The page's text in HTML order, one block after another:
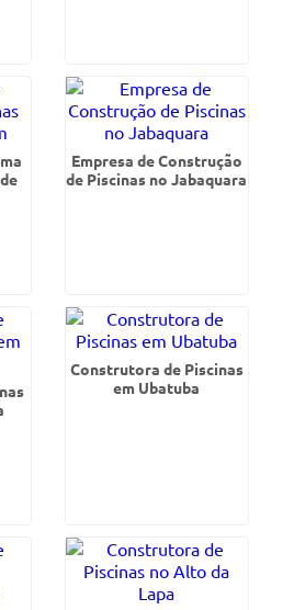
Empresa de Construção
de Piscinas no Jabaquara
Construtora de Piscinas
em Ubatuba